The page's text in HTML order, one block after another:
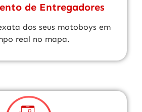
de Entregadores
dos seus motoboys em
real no mapa.